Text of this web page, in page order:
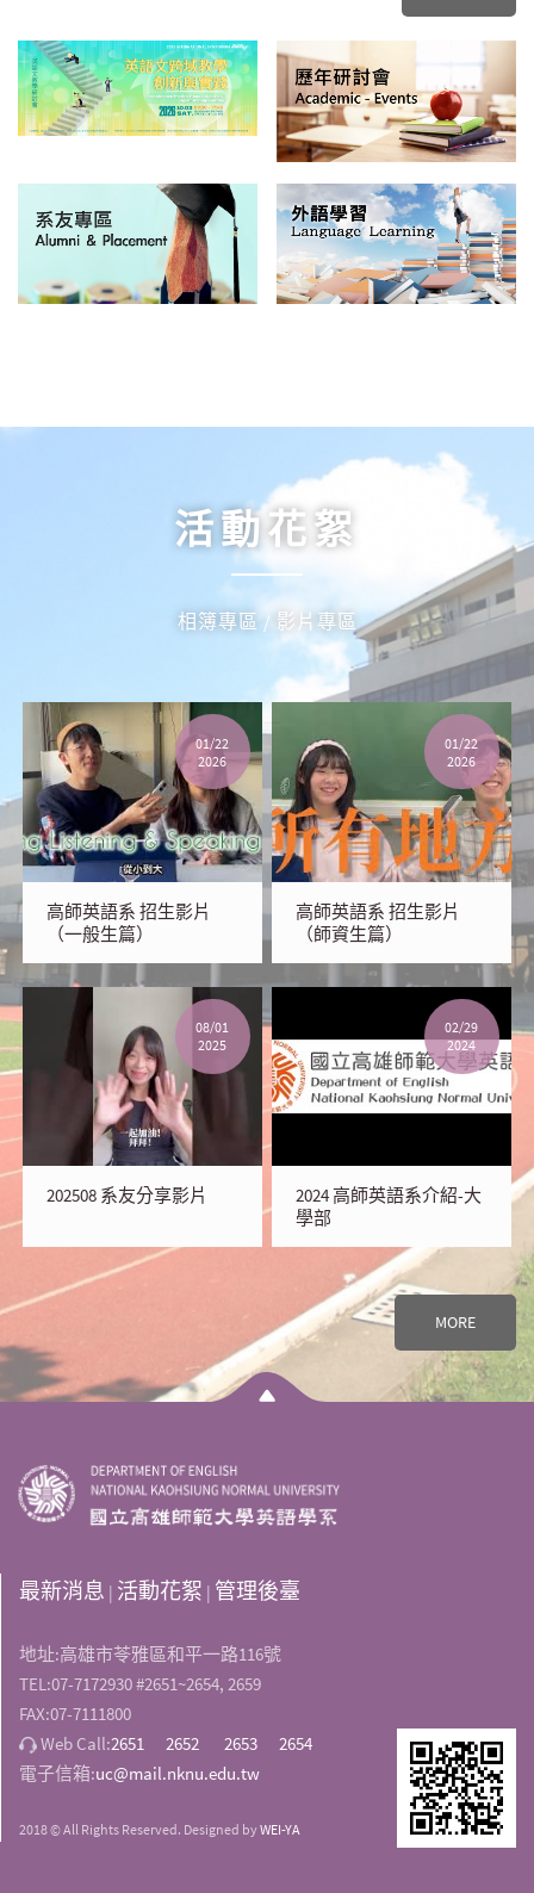
活動花絮
相簿專區 / 影片專區
01/22
2026
高師英語系 招生影片
（一般生篇）
01/22
2026
高師英語系 招生影片
（師資生篇）
08/01
2025
202508 系友分享影片
02/29
2024
2024 高師英語系介紹-大
學部
MORE
最新消息 | 活動花絮 | 管理後臺
地址:高雄市苓雅區和平一路116號
TEL:07-7172930 #2651~2654, 2659
FAX:07-7111800
Web Call:2651 2652 2653
2654
電子信箱:uc@mail.nknu.edu.tw
2018 © All Rights Reserved. Designed byWEI-YA